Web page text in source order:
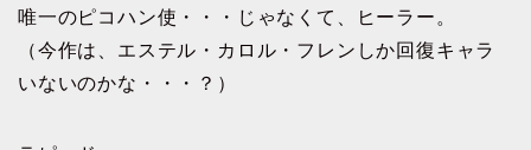
唯一のピコハン使・・・じゃなくて、ヒーラー。
（今作は、エステル・カロル・フレンしか回復キャラ
いないのかな・・・？）